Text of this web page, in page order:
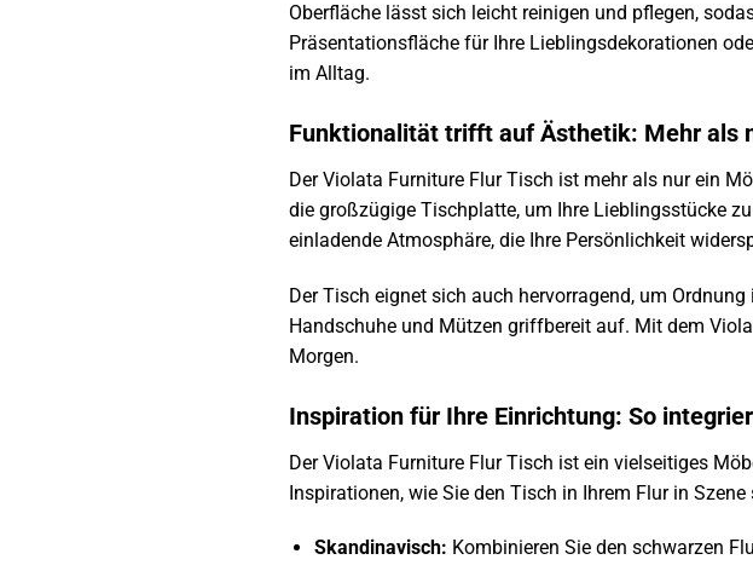
Oberfläche lässt sich leicht reinigen und pflegen,
Präsentationsfläche für Ihre Lieblingsdekorationen
im Alltag.
Funktionalität trifft auf Ästhetik: Mehr als
Der Violata Furniture Flur Tisch ist mehr als nur ein
die großzügige Tischplatte, um Ihre Lieblingsstücke
einladende Atmosphäre, die Ihre Persönlichkeit
Der Tisch eignet sich auch hervorragend, um
Handschuhe und Mützen griffbereit auf. Mit dem
Morgen.
Inspiration für Ihre Einrichtung: So
Der Violata Furniture Flur Tisch ist ein vielseitiges
Inspirationen, wie Sie den Tisch in Ihrem Flur in Szene
Skandinavisch: Kombinieren Sie den schwarzen